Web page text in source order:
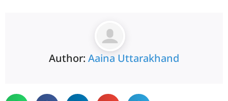
Author: Aaina Uttarakhand